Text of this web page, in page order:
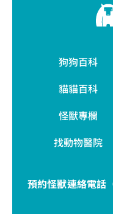
狗狗百科
貓貓百科
怪獸專欄
找動物醫院
預約怪獸連絡電話